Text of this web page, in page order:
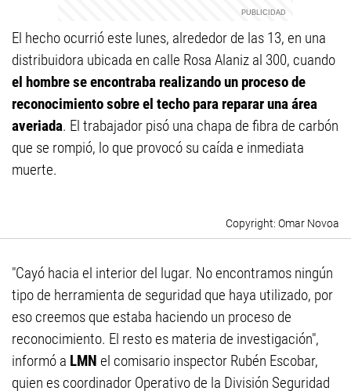
El hecho ocurrió este lunes, alrededor de las 13, en una
distribuidora ubicada en calle Rosa Alaniz al 300, cuando
el hombre se encontraba realizando un proceso de
reconocimiento sobre el techo para reparar una área
averiada. El trabajador pisó una chapa de fibra de carbón
que se rompió, lo que provocó su caída e inmediata
muerte.
Omar Novoa
"Cayó hacia el interior del lugar. No encontramos ningún
tipo de herramienta de seguridad que haya utilizado, por
eso creemos que estaba haciendo un proceso de
reconocimiento. El resto es materia de investigación",
informó a LMN el comisario inspector Rubén Escobar,
quien es coordinador Operativo de la División Seguridad